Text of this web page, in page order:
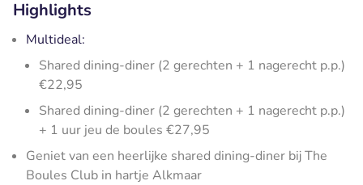
Highlights
Multideal:
Shared dining-diner (2 gerechten + 1 nagerecht p.p.)
€22,95
Shared dining-diner (2 gerechten + 1 nagerecht p.p.)
+ 1 uur jeu de boules €27,95
Geniet van een heerlijke shared dining-diner bij The
Boules Club in hartje Alkmaar